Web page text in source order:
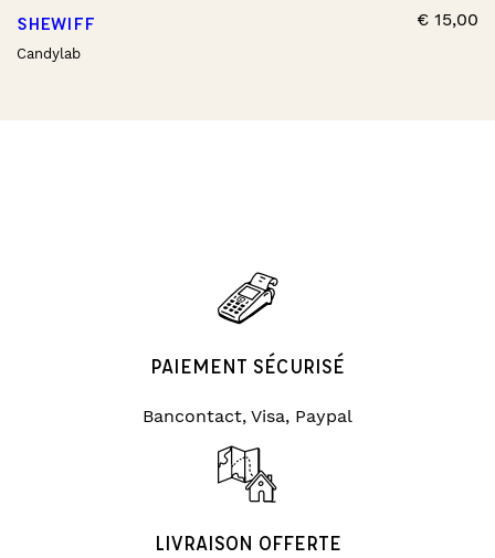
SHEWIFF
Candylab
€ 15,00
PAIEMENT SÉCURISÉ
Bancontact, Visa, Paypal
LIVRAISON OFFERTE